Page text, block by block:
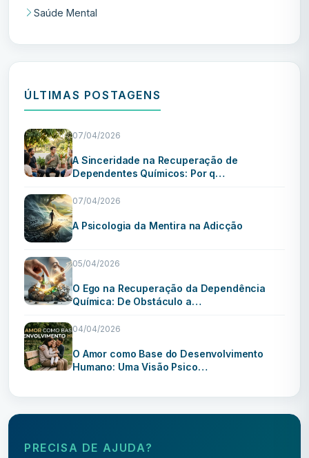
Saúde Mental
ÚLTIMAS POSTAGENS
07/04/2026
A Sinceridade na Recuperação de
Dependentes Químicos: Por q…
07/04/2026
A Psicologia da Mentira na Adicção
05/04/2026
O Ego na Recuperação da Dependência
Química: De Obstáculo a…
04/04/2026
O Amor como Base do Desenvolvimento
Humano: Uma Visão Psico…
PRECISA DE AJUDA?